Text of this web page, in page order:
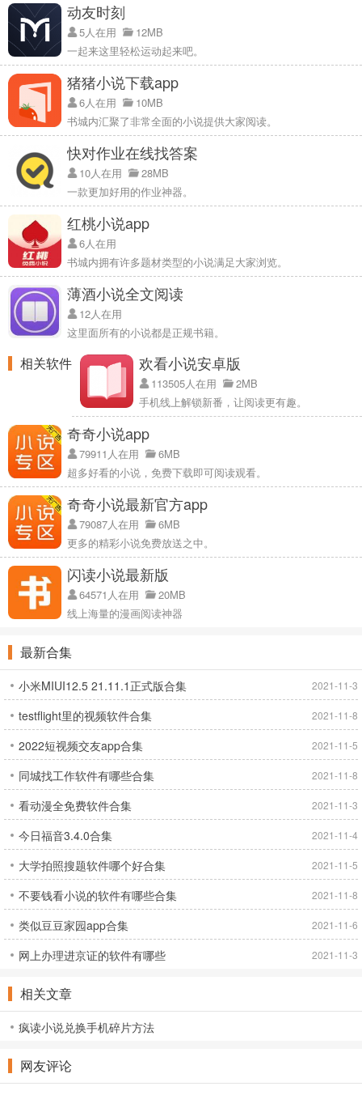
动友时刻
5人在用
12MB
一起来这里轻松运动起来吧。
猪猪小说下载app
6人在用
10MB
书城内汇聚了非常全面的小说提供大家阅读。
快对作业在线找答案
10人在用
28MB
一款更加好用的作业神器。
红桃小说app
6人在用
书城内拥有许多题材类型的小说满足大家浏览。
薄酒小说全文阅读
12人在用
这里面所有的小说都是正规书籍。
相关软件 欢看小说安卓版
113505人在用
2MB
手机线上解锁新番，让阅读更有趣。
奇奇小说app
79911人在用
6MB
超多好看的小说，免费下载即可阅读观看。
奇奇小说最新官方app
79087人在用
6MB
更多的精彩小说免费放送之中。
闪读小说最新版
64571人在用
20MB
线上海量的漫画阅读神器
最新合集
小米MIUI12.5 21.11.1正式版合集 2021-11-3
testflight里的视频软件合集 2021-11-8
2022短视频交友app合集 2021-11-5
同城找工作软件有哪些合集 2021-11-8
看动漫全免费软件合集 2021-11-3
今日福音3.4.0合集 2021-11-4
大学拍照搜题软件哪个好合集 2021-11-5
不要钱看小说的软件有哪些合集 2021-11-8
类似豆豆家园app合集 2021-11-6
网上办理进京证的软件有哪些 2021-11-3
相关文章
疯读小说兑换手机碎片方法
网友评论